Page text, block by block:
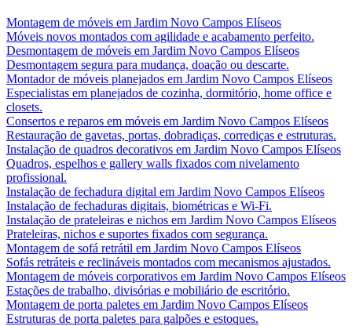
Montagem de móveis em Jardim Novo Campos Elíseos
Móveis novos montados com agilidade e acabamento perfeito.
Desmontagem de móveis em Jardim Novo Campos Elíseos
Desmontagem segura para mudança, doação ou descarte.
Montador de móveis planejados em Jardim Novo Campos Elíseos
Especialistas em planejados de cozinha, dormitório, home office e
closets.
Consertos e reparos em móveis em Jardim Novo Campos Elíseos
Restauração de gavetas, portas, dobradiças, corrediças e estruturas.
Instalação de quadros decorativos em Jardim Novo Campos Elíseos
Quadros, espelhos e gallery walls fixados com nivelamento
profissional.
Instalação de fechadura digital em Jardim Novo Campos Elíseos
Instalação de fechaduras digitais, biométricas e Wi-Fi.
Instalação de prateleiras e nichos em Jardim Novo Campos Elíseos
Prateleiras, nichos e suportes fixados com segurança.
Montagem de sofá retrátil em Jardim Novo Campos Elíseos
Sofás retráteis e reclináveis montados com mecanismos ajustados.
Montagem de móveis corporativos em Jardim Novo Campos Elíseos
Estações de trabalho, divisórias e mobiliário de escritório.
Montagem de porta paletes em Jardim Novo Campos Elíseos
Estruturas de porta paletes para galpões e estoques.